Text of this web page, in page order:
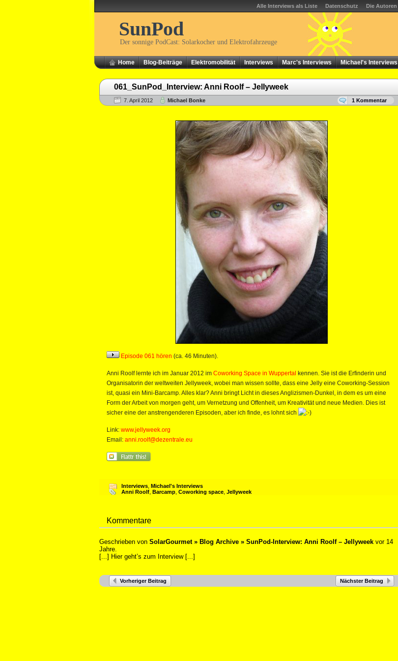
Alle Interviews als Liste Datenschutz Die Autoren
SunPod
Der sonnige PodCast: Solarkocher und Elektrofahrzeuge
Home Blog-Beiträge Elektromobilität Interviews Marc's Interviews Michael's Interviews
061_SunPod_Interview: Anni Roolf – Jellyweek
7. April 2012 Michael Bonke 1 Kommentar
Episode 061 hören (ca. 46 Minuten).
Anni Roolf lernte ich im Januar 2012 im Coworking Space in Wuppertal kennen. Sie ist die Erfinderin und
Organisatorin der weltweiten Jellyweek, wobei man wissen sollte, dass eine Jelly eine Coworking-Session
ist, quasi ein Mini-Barcamp. Alles klar? Anni bringt Licht in dieses Anglizismen-Dunkel, in dem es um eine
Form der Arbeit von morgen geht, um Vernetzung und Offenheit, um Kreativität und neue Medien. Dies ist
sicher eine der anstrengenderen Episoden, aber ich finde, es lohnt sich
Link: www.jellyweek.org
Email: anni.roolf@dezentrale.eu
Interviews Michael's Interviews
Anni Roolf Barcamp Coworking space Jellyweek
Kommentare
Geschrieben von SolarGourmet » Blog Archive » SunPod-Interview: Anni Roolf – Jellyweek vor 14
Jahre.
[...] Hier geht’s zum Interview [...]
Vorheriger Beitrag Nächster Beitrag